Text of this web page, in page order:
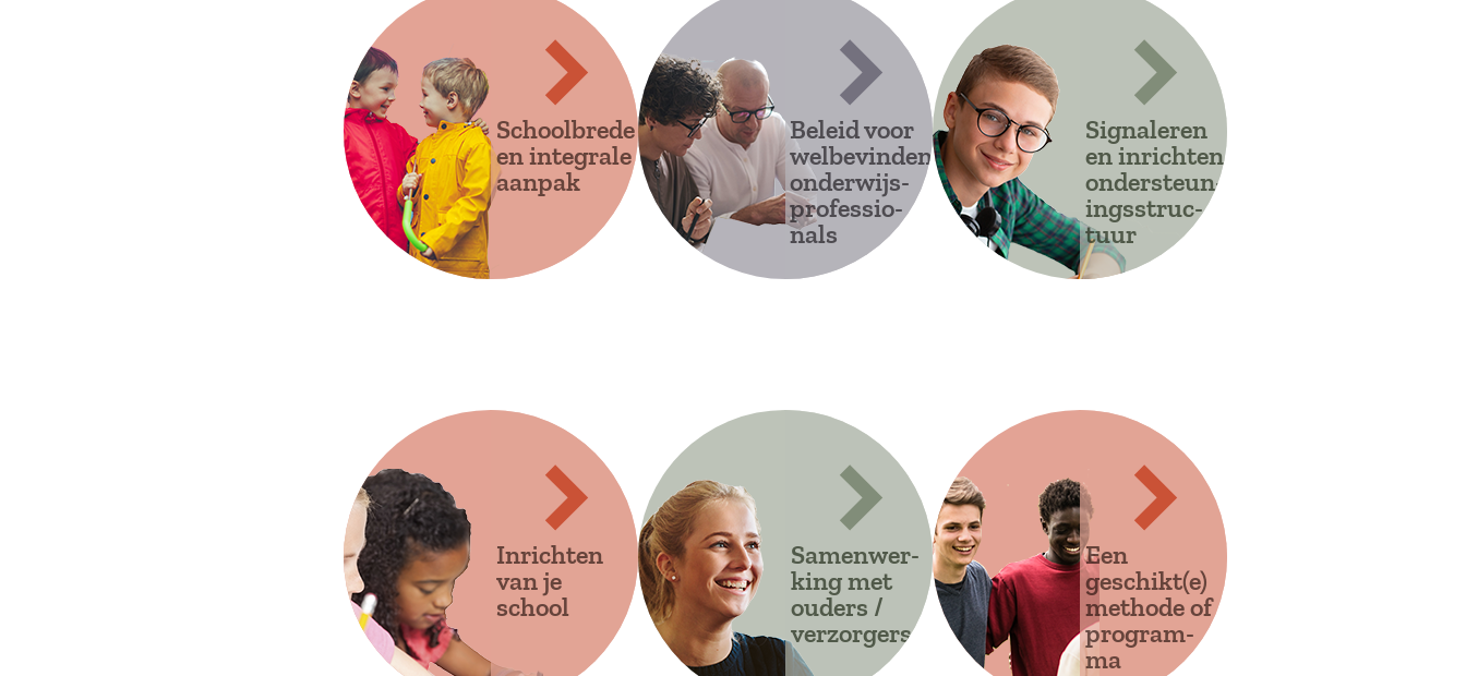
Schoolbrede
en integrale
aanpak
Beleid voor
welbevinden
onderwijs-
professio-
nals
Signaleren
en inrichten
ondersteun-
ingsstruc-
tuur
Inrichten
van je
school
Samenwer-
king met
ouders /
verzorgers
Een
geschikt(e)
methode of
program-
ma